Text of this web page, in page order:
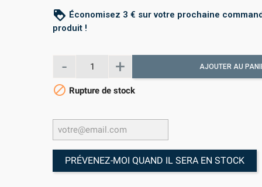
loyalty Économisez 3 € sur votre prochaine
produit !
AJOUTER AU
 Rupture de stock
PRÉVENEZ-MOI QUAND IL SERA EN STOCK